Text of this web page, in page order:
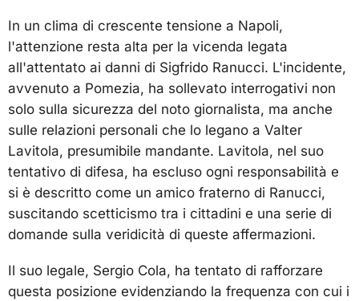
In un clima di crescente tensione a Napoli,
l'attenzione resta alta per la vicenda legata
all'attentato ai danni di Sigfrido Ranucci. L'incidente,
avvenuto a Pomezia, ha sollevato interrogativi non
solo sulla sicurezza del noto giornalista, ma anche
sulle relazioni personali che lo legano a Valter
Lavitola, presumibile mandante. Lavitola, nel suo
tentativo di difesa, ha escluso ogni responsabilità e
si è descritto come un amico fraterno di Ranucci,
suscitando scetticismo tra i cittadini e una serie di
domande sulla veridicità di queste affermazioni.
Il suo legale, Sergio Cola, ha tentato di rafforzare
questa posizione evidenziando la frequenza con cui i